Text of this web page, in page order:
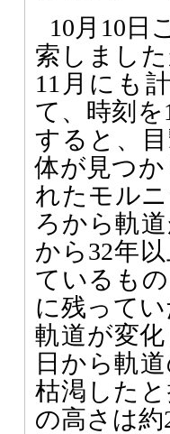
10月10日
索しまし
11月にも
て、時刻
すると、
体が見つ
れたモル
ろから軌
から32年
ているも
に残って
軌道が変
日から軌
枯渇した
の高さは約